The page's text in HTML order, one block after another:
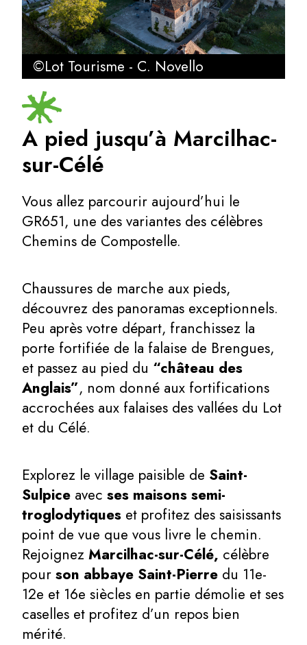
©Lot Tourisme - C. Novello
A pied jusqu’à Marcilhac-
sur-Célé
Vous allez parcourir aujourd’hui le
GR651, une des variantes des célèbres
Chemins de Compostelle.
Chaussures de marche aux pieds,
découvrez des panoramas exceptionnels.
Peu après votre départ, franchissez la
porte fortifiée de la falaise de Brengues,
et passez au pied du “château des
Anglais”, nom donné aux fortifications
accrochées aux falaises des vallées du Lot
et du Célé.
Explorez le village paisible de Saint-
Sulpice avec ses maisons semi-
troglodytiques et profitez des saisissants
point de vue que vous livre le chemin.
Rejoignez Marcilhac-sur-Célé, célèbre
pour son abbaye Saint-Pierre du 11e-
12e et 16e siècles en partie démolie et ses
caselles et profitez d’un repos bien
mérité.